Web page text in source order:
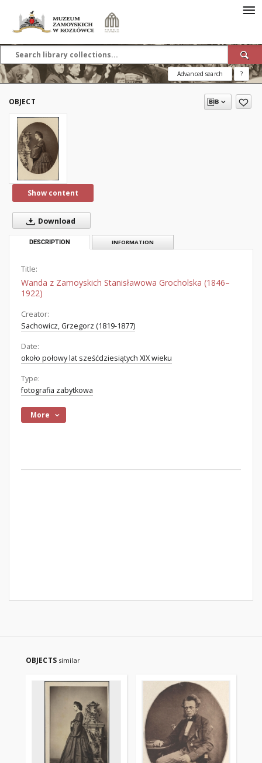
Advanced search ?
OBJECT
Show content
Download
DESCRIPTION INFORMATION
Title:
Wanda z Zamoyskich Stanisławowa Grocholska (1846–
1922)
Creator:
Sachowicz, Grzegorz (1819-1877)
Date:
około połowy lat sześćdziesiątych XIX wieku
Type:
fotografia zabytkowa
More
OBJECTS similar